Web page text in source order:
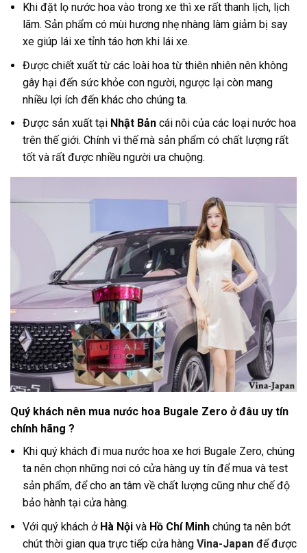
Khi đặt lọ nước hoa vào trong xe thì xe rất thanh lịch, lịch
lãm. Sản phẩm có mùi hương nhẹ nhàng làm giảm bị say
xe giúp lái xe tỉnh táo hơn khi lái xe.
Được chiết xuất từ các loài hoa từ thiên nhiên nên không
gây hại đến sức khỏe con người, ngược lại còn mang
nhiều lợi ích đến khác cho chúng ta.
Được sản xuất tại Nhật Bản cái nôi của các loại nước hoa
trên thế giới. Chính vì thế mà sản phẩm có chất lượng rất
tốt và rất được nhiều người ưa chuộng.
Quý khách nên mua nước hoa Bugale Zero ở đâu uy tín
chính hãng ?
Khi quý khách đi mua nước hoa xe hơi Bugale Zero, chúng
ta nên chọn những nơi có cửa hàng uy tín để mua và test
sản phẩm, để cho an tâm về chất lượng cũng như chế độ
bảo hành tại cửa hàng.
Với quý khách ở Hà Nội và Hồ Chí Minh chúng ta nên bớt
chút thời gian qua trực tiếp cửa hàng Vina-Japan để được